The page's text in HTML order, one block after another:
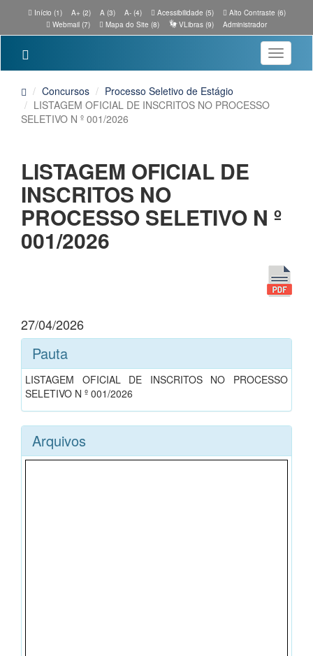
Início (1) A+ (2) A (3) A- (4) Acessibilidade (5)
Alto Contraste (6)
Webmail (7)
Mapa do Site (8) VLibras (9) Administrador
Toggle
Concursos
Processo Seletivo de Estágio
LISTAGEM OFICIAL DE INSCRITOS NO PROCESSO
SELETIVO N º 001/2026
LISTAGEM OFICIAL DE
INSCRITOS NO
PROCESSO SELETIVO N º
001/2026
27/04/2026
Pauta
LISTAGEM OFICIAL DE INSCRITOS NO PROCESSO
SELETIVO N º 001/2026
Arquivos